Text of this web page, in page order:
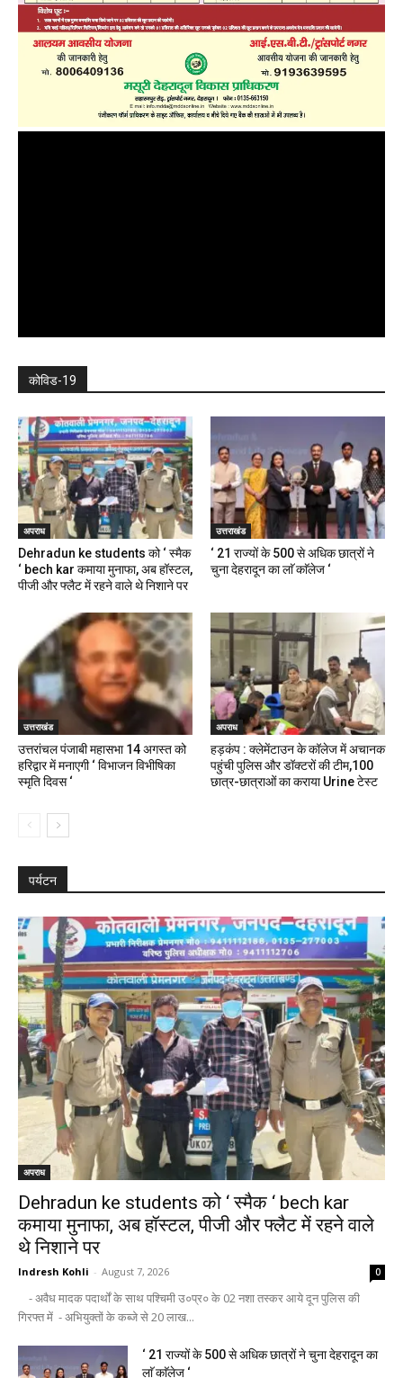
कोविड-19
अपराध
Dehradun ke students को ‘ स्मैक
‘ bech kar कमाया मुनाफा, अब हॉस्टल,
पीजी और फ्लैट में रहने वाले थे निशाने पर
उत्तराखंड
‘ 21 राज्यों के 500 से अधिक छात्रों ने
चुना देहरादून का लाॅ काॅलेज ‘
उत्तराखंड
उत्तरांचल पंजाबी महासभा 14 अगस्त को
हरिद्वार में मनाएगी ‘ विभाजन विभीषिका
स्मृति दिवस ‘
अपराध
हड़कंप : क्लेमेंटाउन के कॉलेज में अचानक
पहुंची पुलिस और डॉक्टरों की टीम,100
छात्र-छात्राओं का कराया Urine टेस्ट
पर्यटन
अपराध
Dehradun ke students को ‘ स्मैक ‘ bech kar
कमाया मुनाफा, अब हॉस्टल, पीजी और फ्लैट में रहने वाले
थे निशाने पर
Indresh Kohli - August 7, 2026 0
- अवैध मादक पदार्थों के साथ पश्चिमी उ०प्र० के 02 नशा तस्कर आये दून पुलिस की
गिरफ्त में - अभियुक्तों के कब्जे से 20 लाख...
‘ 21 राज्यों के 500 से अधिक छात्रों ने चुना देहरादून का
लाॅ काॅलेज ‘